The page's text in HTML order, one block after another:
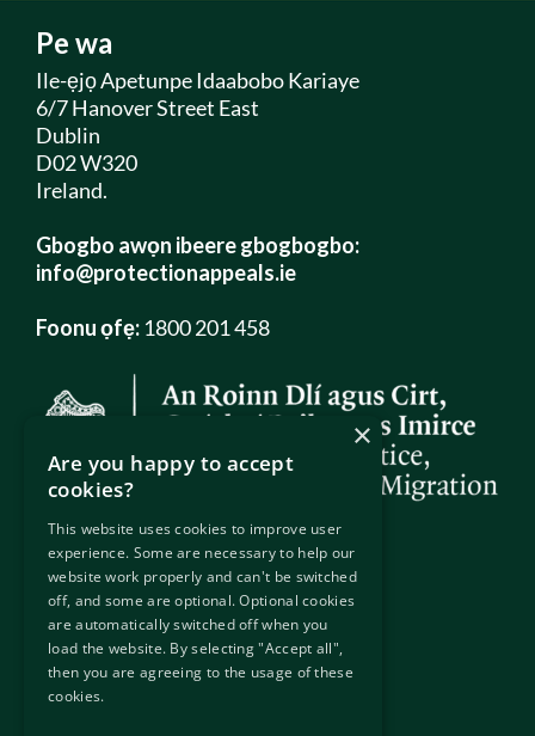
Pe wa
Ile-ẹjọ Apetunpe Idaabobo Kariaye
6/7 Hanover Street East
Dublin
D02 W320
Ireland.
Gbogbo awọn ibeere gbogbogbo:
info@protectionappeals.ie
Foonu ọfẹ: 1800 201 458
Ibi wa
Tẹ ibi lati wo ipo wa
×
Are you happy to accept
cookies?
This website uses cookies to improve user
experience. Some are necessary to help our
website work properly and can't be switched
off, and some are optional. Optional cookies
are automatically switched off when you
load the website. By selecting "Accept all",
then you are agreeing to the usage of these
cookies.